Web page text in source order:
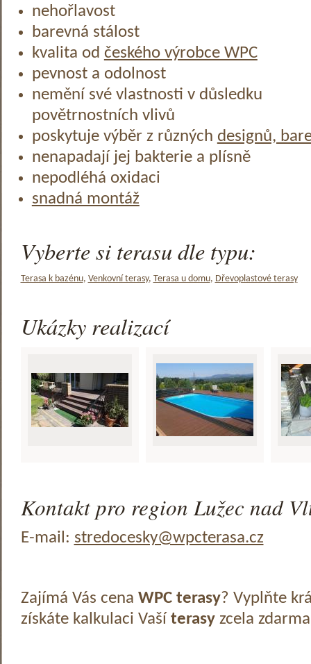
nehořlavost
barevná stálost
kvalita od českého výrobce WPC
pevnost a odolnost
nemění své vlastnosti v důsledku
povětrnostních vlivů
poskytuje výběr z různých designů,
nenapadají jej bakterie a plísně
nepodléhá oxidaci
snadná montáž
Vyberte si terasu dle typu:
Terasa k bazénu, Venkovní terasy, Terasa u domu, Dřevoplastové terasy
Ukázky realizací
Kontakt pro region Lužec nad
E-mail: stredocesky@wpcterasa.cz
Zajímá Vás cena WPC terasy? Vyplňte
získáte kalkulaci Vaší terasyzcela